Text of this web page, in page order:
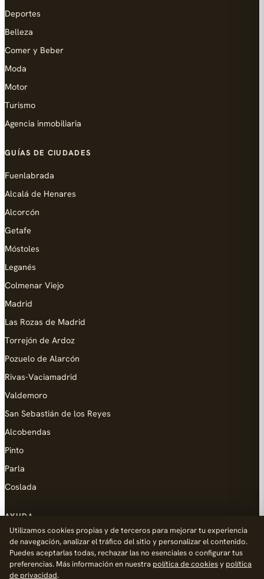
Deportes
Belleza
Comer y Beber
Moda
Motor
Turismo
Agencia inmobiliaria
GUÍAS DE CIUDADES
Fuenlabrada
Alcalá de Henares
Alcorcón
Getafe
Móstoles
Leganés
Colmenar Viejo
Madrid
Las Rozas de Madrid
Torrejón de Ardoz
Pozuelo de Alarcón
Rivas-Vaciamadrid
Valdemoro
San Sebastián de los Reyes
Alcobendas
Pinto
Parla
Coslada
AYUDA
Añadir empresa
Contacto
Política de Privacidad
Utilizamos cookies propias y de terceros para mejorar tu experiencia
de navegación, analizar el tráfico del sitio y personalizar el contenido.
Puedes aceptarlas todas, rechazar las no esenciales o configurar tus
preferencias. Más información en nuestra política de cookiesy política
de privacidad.